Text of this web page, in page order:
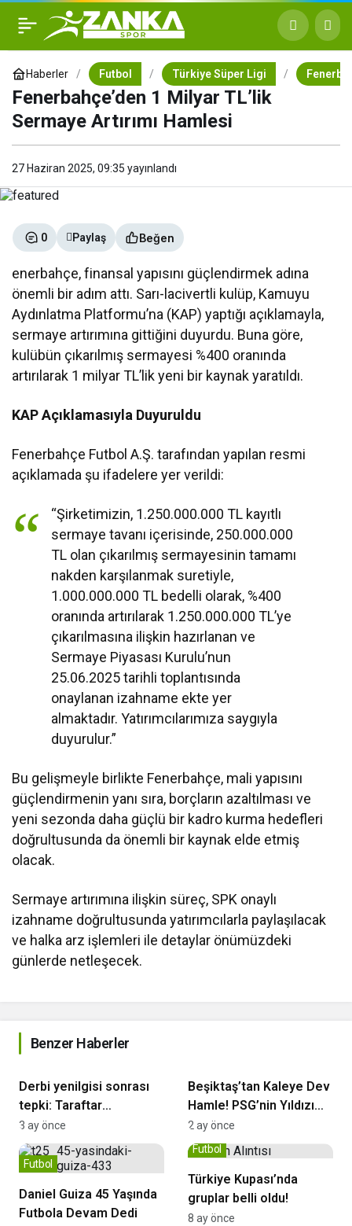
Haberler Futbol Türkiye Süper Ligi
Fenerbahçe’den 1 Milyar TL’lik
Sermaye Artırımı Hamlesi
27 Haziran 2025, 09:35 yayınlandı
0 Paylaş Beğen
enerbahçe, finansal yapısını güçlendirmek adına
önemli bir adım attı. Sarı-lacivertli kulüp, Kamuyu
Aydınlatma Platformu’na (KAP) yaptığı açıklamayla,
sermaye artırımına gittiğini duyurdu. Buna göre,
kulübün çıkarılmış sermayesi %400 oranında
artırılarak 1 milyar TL’lik yeni bir kaynak yaratıldı.
KAP Açıklamasıyla Duyuruldu
Fenerbahçe Futbol A.Ş. tarafından yapılan resmi
açıklamada şu ifadelere yer verildi:
“Şirketimizin, 1.250.000.000 TL kayıtlı
sermaye tavanı içerisinde, 250.000.000
TL olan çıkarılmış sermayesinin tamamı
nakden karşılanmak suretiyle,
1.000.000.000 TL bedelli olarak, %400
oranında artırılarak 1.250.000.000 TL’ye
çıkarılmasına ilişkin hazırlanan ve
Sermaye Piyasası Kurulu’nun
25.06.2025 tarihli toplantısında
onaylanan izahname ekte yer
almaktadır. Yatırımcılarımıza saygıyla
duyurulur.”
Bu gelişmeyle birlikte Fenerbahçe, mali yapısını
güçlendirmenin yanı sıra, borçların azaltılması ve
yeni sezonda daha güçlü bir kadro kurma hedefleri
doğrultusunda da önemli bir kaynak elde etmiş
olacak.
Sermaye artırımına ilişkin süreç, SPK onaylı
izahname doğrultusunda yatırımcılarla paylaşılacak
ve halka arz işlemleri ile detaylar önümüzdeki
günlerde netleşecek.
Fenerbahçe’den 1 Milyar
TL’lik Sermaye Artırımı
Hamlesi
Benzer Haberler
Derbi yenilgisi sonrası
tepki: Taraftar
Samandıra’ya dayandı
3 ay önce
Beşiktaş’tan Kaleye Dev
Hamle! PSG’nin Yıldızı
İçin Girişimler Başladı
2 ay önce
Daniel Guiza 45 Yaşında
Futbola Devam Dedi
Futbol
Türkiye Kupası’nda
gruplar belli oldu!
Futbol
8 ay önce